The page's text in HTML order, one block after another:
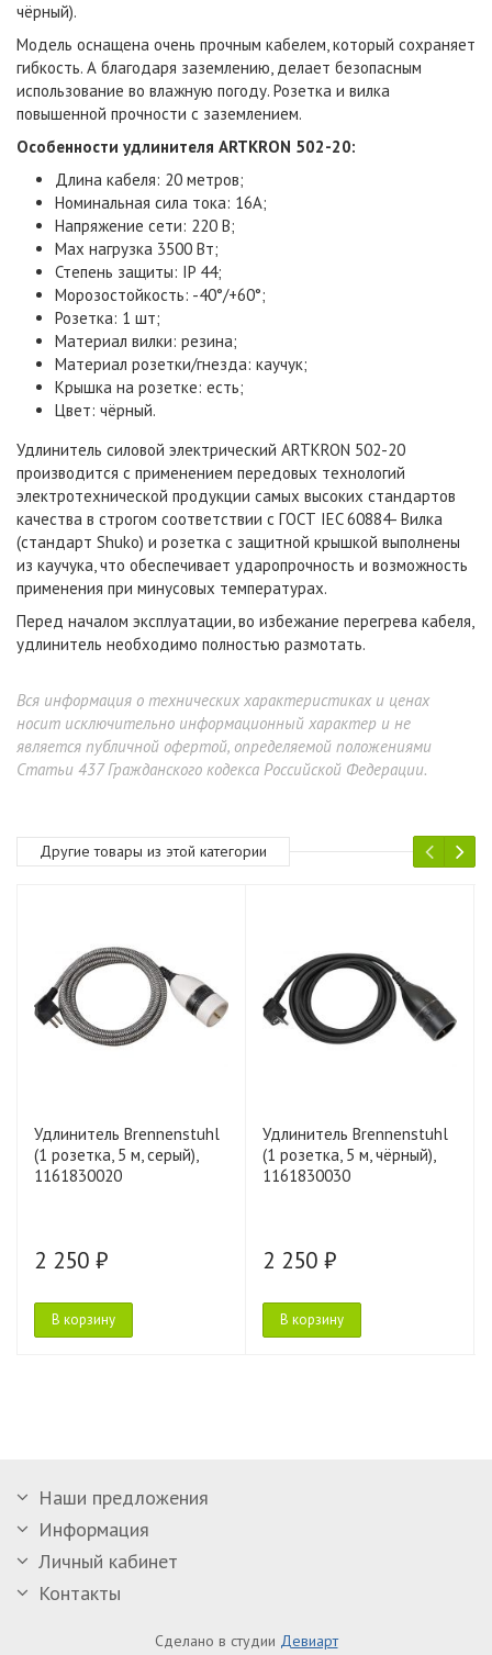
чёрный).
Модель оснащена очень прочным кабелем, который сохраняет
гибкость. А благодаря заземлению, делает безопасным
использование во влажную погоду. Розетка и вилка
повышенной прочности с заземлением.
Особенности удлинителя ARTKRON 502-20:
Длина кабеля: 20 метров;
Номинальная сила тока: 16A;
Напряжение сети: 220 В;
Max нагрузка 3500 Вт;
Степень защиты: IP 44;
Морозостойкость: -40°/+60°;
Розетка: 1 шт;
Материал вилки: резина;
Материал розетки/гнезда: каучук;
Крышка на розетке: есть;
Цвет: чёрный.
Удлинитель силовой электрический ARTKRON 502-20
производится с применением передовых технологий
электротехнической продукции самых высоких стандартов
качества в строгом соответствии с ГОСТ IEC 60884- Вилка
(стандарт Shuko) и розетка с защитной крышкой выполнены
из каучука, что обеспечивает ударопрочность и возможность
применения при минусовых температурах.
Перед началом эксплуатации, во избежание перегрева кабеля,
удлинитель необходимо полностью размотать.
Вся информация о технических характеристиках и ценах
носит исключительно информационный характер и не
является публичной офертой, определяемой положениями
Статьи 437 Гражданского кодекса Российской Федерации.
Другие товары из этой категории
Удлинитель Brennenstuhl
(1 розетка, 5 м, серый),
1161830020
2 250 ₽
В корзину
Удлинитель Brennenstuhl
(1 розетка, 5 м, чёрный),
1161830030
2 250 ₽
В корзину
Наши предложения
Информация
Личный кабинет
Контакты
Сделано в студии Девиарт